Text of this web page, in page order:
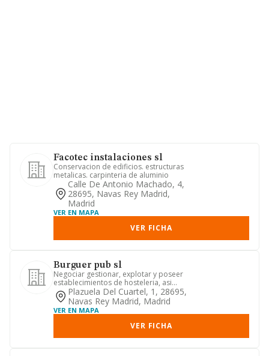
Facotec instalaciones sl
Conservacion de edificios. estructuras
metalicas. carpinteria de aluminio
Calle De Antonio Machado, 4,
28695, Navas Rey Madrid,
Madrid
VER EN MAPA
VER FICHA
Burguer pub sl
Negociar gestionar, explotar y poseer
establecimientos de hosteleria, asi
como instalaciones deport...
Plazuela Del Cuartel, 1, 28695,
Navas Rey Madrid, Madrid
VER EN MAPA
VER FICHA